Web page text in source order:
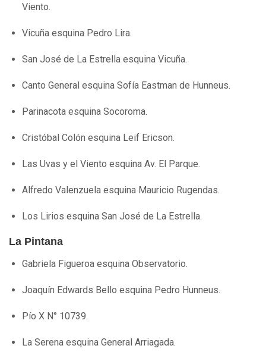
Viento.
Vicuña esquina Pedro Lira.
San José de La Estrella esquina Vicuña.
Canto General esquina Sofía Eastman de Hunneus.
Parinacota esquina Socoroma.
Cristóbal Colón esquina Leif Ericson.
Las Uvas y el Viento esquina Av. El Parque.
Alfredo Valenzuela esquina Mauricio Rugendas.
Los Lirios esquina San José de La Estrella.
La Pintana
Gabriela Figueroa esquina Observatorio.
Joaquín Edwards Bello esquina Pedro Hunneus.
Pío X N° 10739.
La Serena esquina General Arriagada.